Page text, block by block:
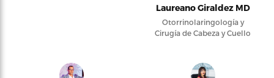
Laureano Giraldez MD
Otorrinolaringología y
Cirugía de Cabeza y Cuello